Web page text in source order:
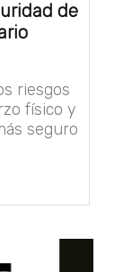
de
riesgos
físico y
seguro